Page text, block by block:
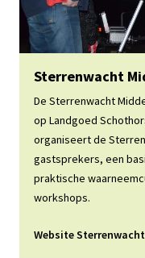
Website
Sterrenwacht
De Sterrenwacht
op Landgoed
organiseert de
gastsprekers, een
praktische
workshops.
Website